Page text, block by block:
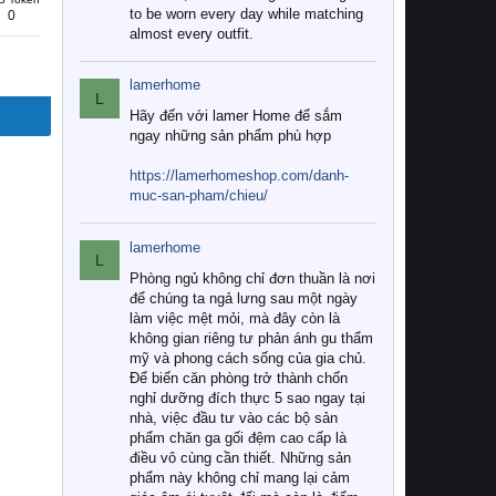
0
to be worn every day while matching
almost every outfit.
L
lamerhome
Hãy đến với lamer Home để sắm
ngay những sản phẩm phù hợp
https://lamerhomeshop.com/danh-
muc-san-pham/chieu/
L
lamerhome
Phòng ngủ không chỉ đơn thuần là nơi
để chúng ta ngả lưng sau một ngày
làm việc mệt mỏi, mà đây còn là
không gian riêng tư phản ánh gu thẩm
mỹ và phong cách sống của gia chủ.
Để biến căn phòng trở thành chốn
nghỉ dưỡng đích thực 5 sao ngay tại
nhà, việc đầu tư vào các bộ sản
phẩm chăn ga gối đệm cao cấp là
điều vô cùng cần thiết. Những sản
phẩm này không chỉ mang lại cảm